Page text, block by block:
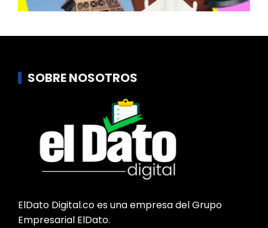
SOBRE NOSOTROS
ElDato Digital.co es una empresa del Grupo
Empresarial ElDato.